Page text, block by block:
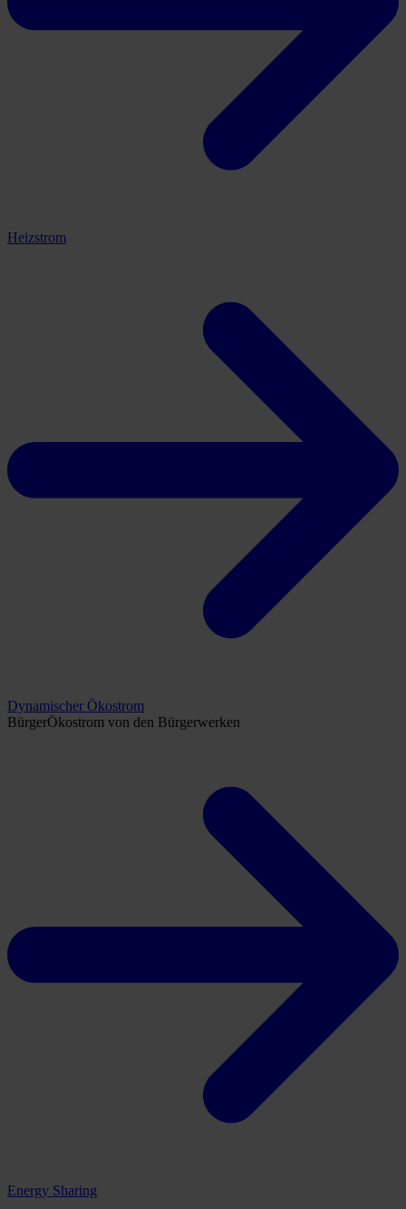
Heizstrom
Dynamischer Ökostrom
BürgerÖkostrom von den Bürgerwerken
Energy Sharing